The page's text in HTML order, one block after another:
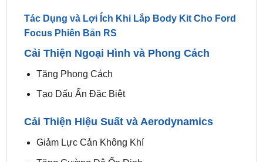
dằn hơn, thể thao hơn tạo cá tính riêng cho chủ
xe.
Focus Phiên Bản RS
Cải Thiện Ngoại Hình và Phong Cách
Tăng Phong Cách
Tạo Dấu Ấn Đặc Biệt